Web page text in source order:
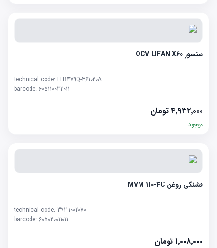
سنسور OCV LIFAN X60
technical code: LFB479Q-361020A
barcode: 605110033011
۴٬۹۳۲٬۰۰۰ تومان
موجود
فشنگی روغن MVM 110-4C
technical code: 372-1002070
barcode: 605020011011
۱٬۰۰۸٬۰۰۰ تومان